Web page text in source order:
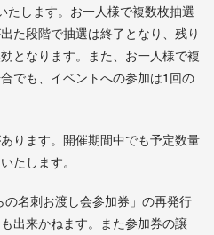
たします。お一人様で複数枚抽選
た段階で抽選は終了となり、残り
となります。また、お一人様で複
でも、イベントへの参加は1回の
ります。開催期間中でも予定数量
たします。
名刺お渡し会参加券」の再発行
出来かねます。また参加券の譲